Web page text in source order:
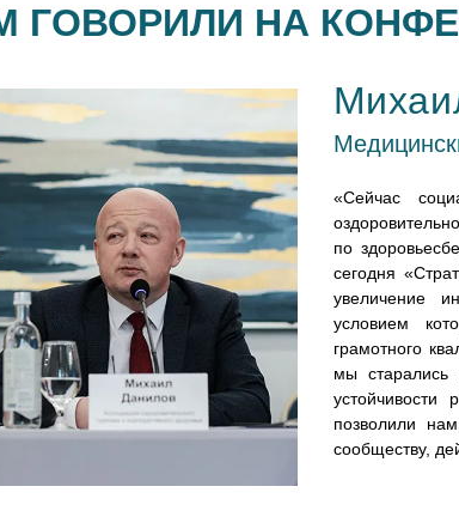
ГОВОРИЛИ НА
«Сейчас
по
сегодня
увеличение
условием
грамотного
мы старались
позволили
сообществу,